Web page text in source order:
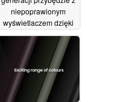
niepoprawionym
wyświetlaczem dzięki
ograniczeniom
budżetowym
12/01/2023